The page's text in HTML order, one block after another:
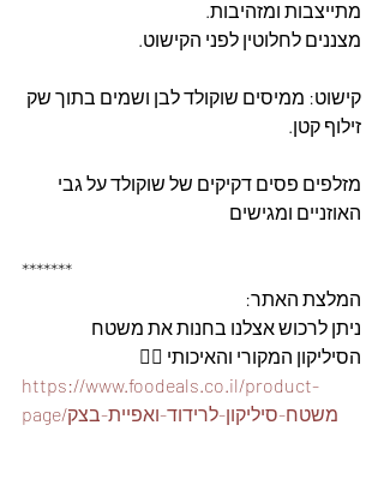
מתייצבות ומזהיבות.
מצננים לחלוטין לפני הקישוט.
קישוט: ממיסים שוקולד לבן ושמים בתוך שק
זילוף קטן.
מזלפים פסים דקיקים של שוקולד על גבי
האוזניים ומגישים
*******
המלצת האתר:
ניתן לרכוש אצלנו בחנות את משטח
הסיליקון המקורי והאיכותי 👇🏽
https://www.foodeals.co.il/product-
page/משטח-סיליקון-לרידוד-ואפיית-בצק